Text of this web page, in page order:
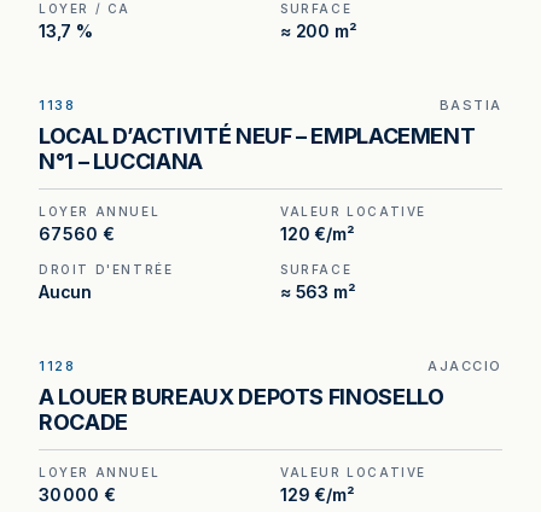
LOYER / CA
13,7 %
SURFACE
≈ 200 m²
Entrepôt neuf à louer à Bastia — 563 m² à 200 m
de l'aéroport Bastia-Poretta, accès poids lourds.
1138 BASTIA
LOCAL D’ACTIVITÉ NEUF – EMPLACEMENT
N°1 – LUCCIANA
LOYER ANNUEL
67 560 €
VALEUR LOCATIVE
120 €/m²
DROIT D'ENTRÉE
Aucun
SURFACE
≈ 563 m²
1128 AJACCIO
A LOUER BUREAUX DEPOTS FINOSELLO
ROCADE
LOYER ANNUEL
30 000 €
VALEUR LOCATIVE
129 €/m²